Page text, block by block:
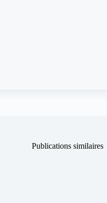
Publications similaires